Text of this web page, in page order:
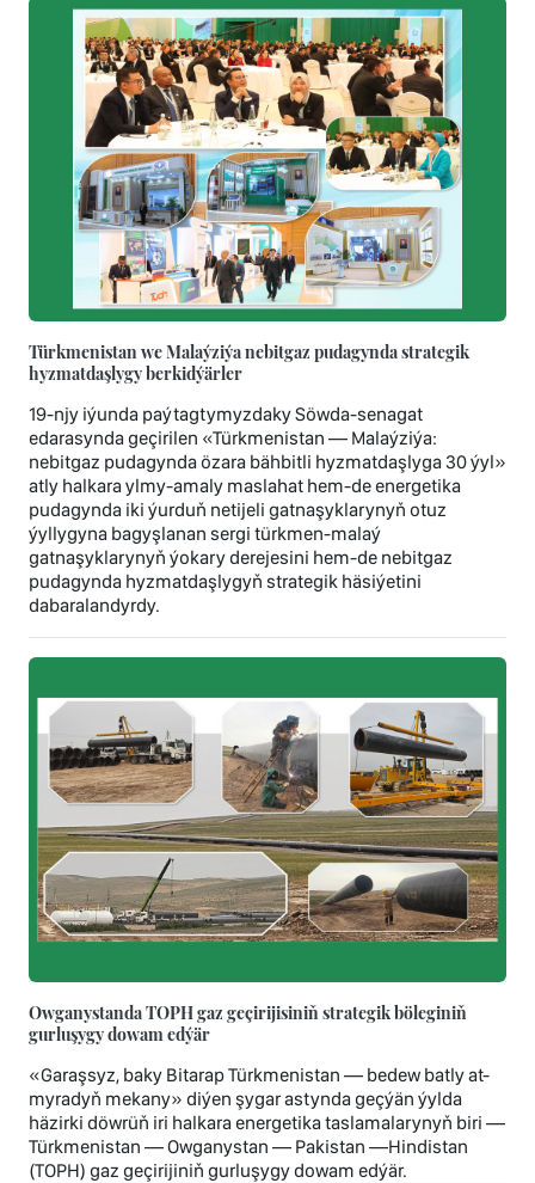
Türkmenistan we Malaýziýa nebitgaz pudagynda strategik
hyzmatdaşlygy berkidýärler
19-njy iýunda paýtagtymyzdaky Söwda-senagat
edarasynda geçirilen «Türkmenistan — Malaýziýa:
nebitgaz pudagynda özara bähbitli hyzmatdaşlyga 30 ýyl»
atly halkara ylmy-amaly maslahat hem-de energetika
pudagynda iki ýurduň netijeli gatnaşyklarynyň otuz
ýyllygyna bagyşlanan sergi türkmen-malaý
gatnaşyklarynyň ýokary derejesini hem-de nebitgaz
pudagynda hyzmatdaşlygyň strategik häsiýetini
dabaralandyrdy.
Owganystanda TOPH gaz geçirijisiniň strategik böleginiň
gurluşygy dowam edýär
«Garaşsyz, baky Bitarap Türkmenistan — bedew batly at-
myradyň mekany» diýen şygar astynda geçýän ýylda
häzirki döwrüň iri halkara energetika taslamalarynyň biri —
Türkmenistan — Owganystan — Pakistan —Hindistan
(TOPH) gaz geçirijiniň gurluşygy dowam edýär.